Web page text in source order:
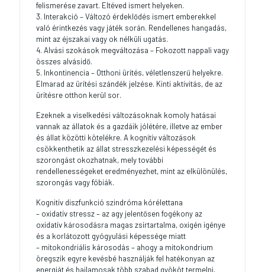
felismerése zavart. Eltéved ismert helyeken.
3. Interakció – Változó érdeklődés ismert emberekkel
való érintkezés vagy játék során. Rendellenes hangadás,
mint az éjszakai vagy ok nélküli ugatás.
4. Alvási szokások megváltozása – Fokozott nappali vagy
összes alvásidő.
5. Inkontinencia – Otthoni ürítés, véletlenszerű helyekre.
Elmarad az ürítési szándék jelzése. Kinti aktivitás, de az
ürítésre otthon kerül sor.
Ezeknek a viselkedési változásoknak komoly hatásai
vannak az állatok és a gazdáik jólétére, illetve az ember
és állat közötti kötelékre. A kognitív változások
csökkenthetik az állat stresszkezelési képességét és
szorongást okozhatnak, mely további
rendellenességeket eredményezhet, mint az elkülönülés,
szorongás vagy fóbiák.
Kognitív diszfunkció szindróma kórélettana
– oxidatív stressz – az agy jelentősen fogékony az
oxidatív károsodásra magas zsírtartalma, oxigén igénye
és a korlátozott gyógyulási képessége miatt
– mitokondriális károsodás – ahogy a mitokondrium
öregszik egyre kevésbé használják fel hatékonyan az
energiát és hajlamosak több szabad gyököt termelni,